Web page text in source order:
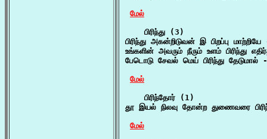
மேல்
    பிரிந்து (3)
பிரிந்து அகன்றிடுவன் இ பிறப்பு
உங்களின் அவரும் நீரும் உளம் பிரிந்து
பேடொடு சேவல் மெய் பிரிந்து தேடுமால்
மேல்
    பிரிந்தோர் (1)
தூ இயல் நிலவு தோன்ற துணைவரை
மேல்